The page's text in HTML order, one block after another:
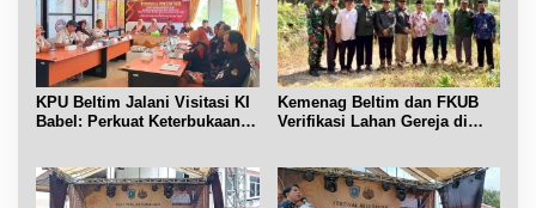
KPU Beltim Jalani Visitasi KI
Babel: Perkuat Keterbukaan
Kemenag Beltim dan FKUB
Verifikasi Lahan Gereja di